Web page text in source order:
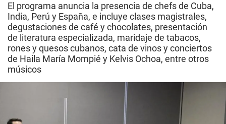
El programa anuncia la presencia de chefs de Cuba,
India, Perú y España, e incluye clases magistrales,
degustaciones de café y chocolates, presentación
de literatura especializada, maridaje de tabacos,
rones y quesos cubanos, cata de vinos y conciertos
de Haila María Mompié y Kelvis Ochoa, entre otros
músicos